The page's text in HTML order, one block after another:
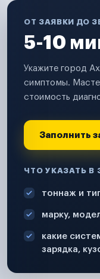
ОТ ЗАЯВКИ ДО
5-10
Укажите город
симптомы.
стоимость
Заполнить
ЧТО УКАЗАТЬ В
тоннаж и
марку,
какие
зарядка,